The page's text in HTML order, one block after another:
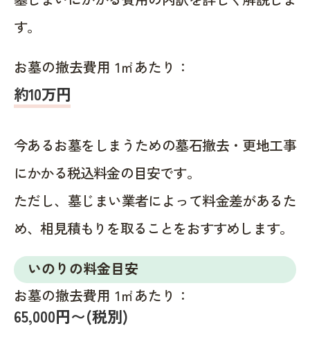
す。
お墓の撤去費用 1㎡あたり：
約10万円
今あるお墓をしまうための墓石撤去・更地工事
にかかる税込料金の目安です。
ただし、墓じまい業者によって料金差があるた
め、相見積もりを取ることをおすすめします。
いのりの料金目安
お墓の撤去費用 1㎡あたり：
65,000円〜(税別)